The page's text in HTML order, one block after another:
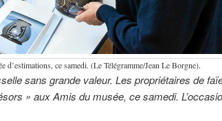
d’estimations, ce samedi. (Le Télégramme/Jean Le Borgne).
sans grande valeur. Les propriétaires de
» aux Amis du musée, ce samedi.